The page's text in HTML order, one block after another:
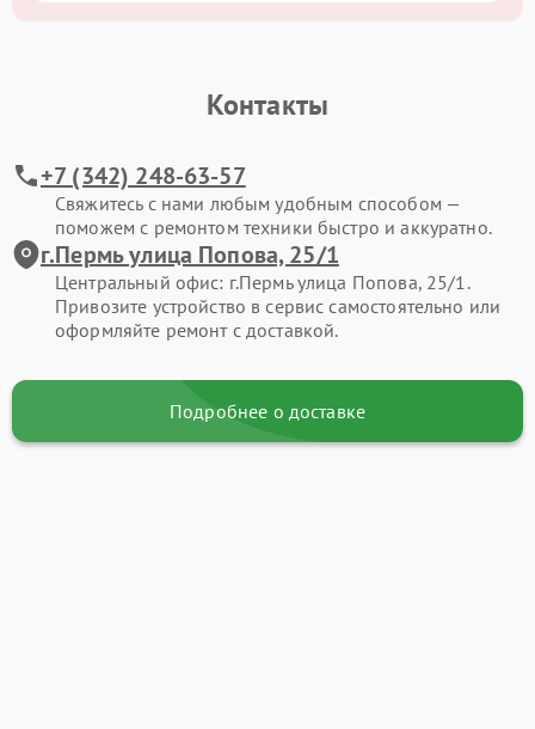
Контакты
+7 (342) 248-63-57
Свяжитесь с нами любым удобным способом —
поможем с ремонтом техники быстро и аккуратно.
г.Пермь улица Попова, 25/1
Центральный офис: г.Пермь улица Попова, 25/1.
Привозите устройство в сервис самостоятельно или
оформляйте ремонт с доставкой.
Подробнее о доставке